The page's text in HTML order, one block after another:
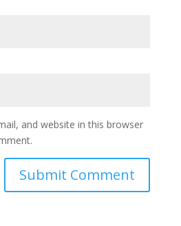
and website in this browser